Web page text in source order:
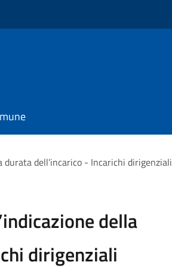
dell’incarico - Incarichi dirigenziali
della
dirigenziali